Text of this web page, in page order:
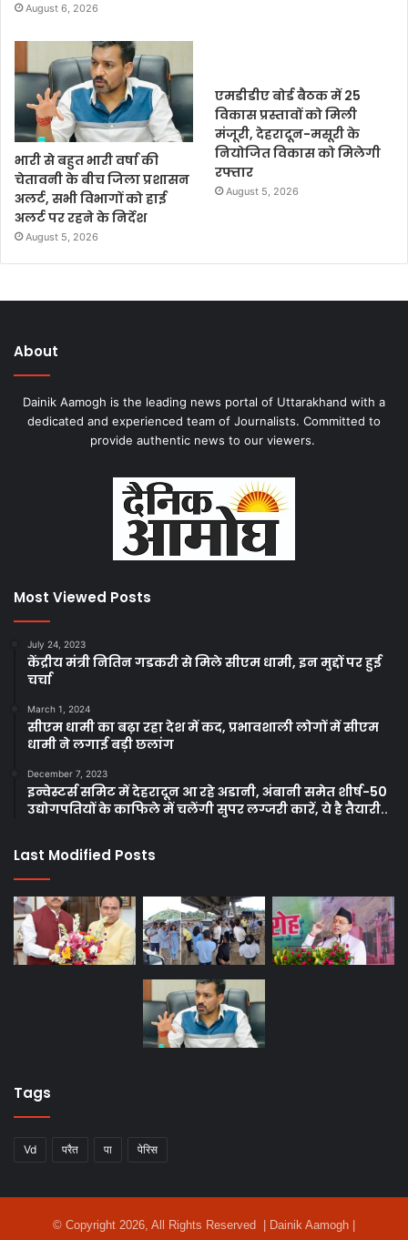
August 6, 2026
भारी से बहुत भारी वर्षा की
चेतावनी के बीच जिला प्रशासन
अलर्ट, सभी विभागों को हाई
अलर्ट पर रहने के निर्देश
August 5, 2026
एमडीडीए बोर्ड बैठक में 25
विकास प्रस्तावों को मिली
मंजूरी, देहरादून-मसूरी के
नियोजित विकास को मिलेगी
रफ्तार
August 5, 2026
About
Dainik Aamogh is the leading news portal of Uttarakhand with a
dedicated and experienced team of Journalists. Committed to
provide authentic news to our viewers.
Most Viewed Posts
July 24, 2023
केंद्रीय मंत्री नितिन गडकरी से मिले सीएम धामी, इन मुद्दों पर हुई
चर्चा
March 1, 2024
सीएम धामी का बढ़ा रहा देश में कद, प्रभावशाली लोगों में सीएम
धामी ने लगाई बड़ी छलांग
December 7, 2023
इन्वेस्टर्स समिट में देहरादून आ रहे अडानी, अंबानी समेत शीर्ष-50
उद्योगपतियों के काफिले में चलेंगी सुपर लग्जरी कारें, ये है तैयारी..
Last Modified Posts
Tags
Vd परैत पा पेरिस
© Copyright 2026, All Rights Reserved | Dainik Aamogh |